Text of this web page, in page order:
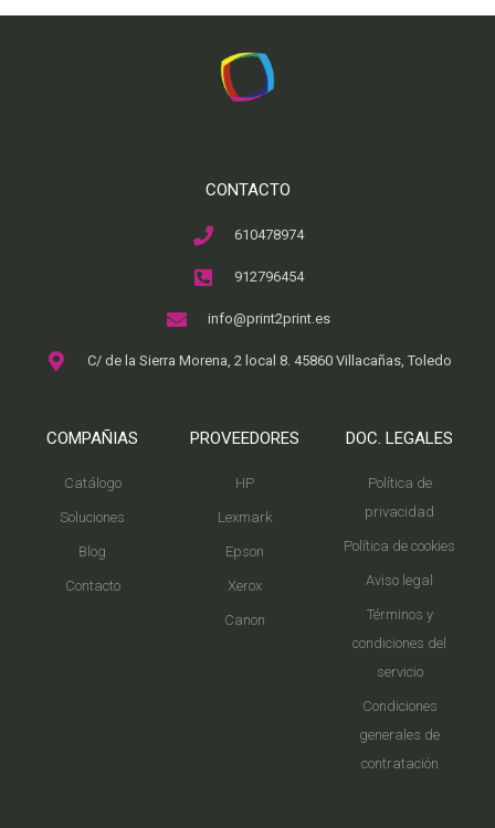
CONTACTO
610478974
912796454
info@print2print.es
C/ de la Sierra Morena, 2 local 8. 45860 Villacañas, Toledo
COMPAÑIAS
Catálogo
Soluciones
Blog
Contacto
PROVEEDORES
HP
Lexmark
Epson
Xerox
Canon
DOC. LEGALES
Política de
privacidad
Política de cookies
Aviso legal
Términos y
condiciones del
servicio
Condiciones
generales de
contratación